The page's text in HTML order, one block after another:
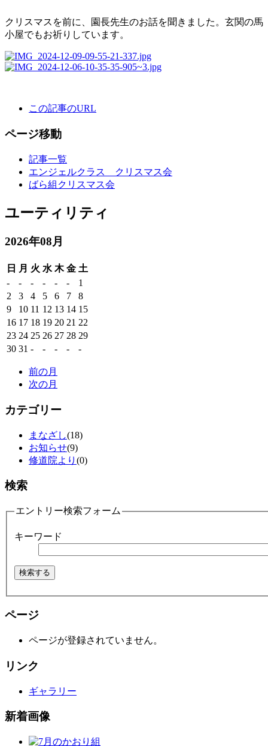
クリスマスを前に、園長先生のお話を聞きました。玄関の馬
小屋でもお祈りしています。
この記事のURL
ページ移動
記事一覧
エンジェルクラス クリスマス会
ばら組クリスマス会
ユーティリティ
2026年08月
日 月 火 水 木 金 土
-
- - - - -
1
2
3 4 5 6 7
8
9
10 11 12 13 14 15
16 17 18 19 20 21 22
23 24 25 26 27 28 29
30 31 - - - - -
前の月
次の月
カテゴリー
まなざし(18)
お知らせ(9)
修道院より (0)
検索
エントリー検索フォーム
キーワード
ページ
ページが登録されていません。
リンク
ギャラリー
新着画像